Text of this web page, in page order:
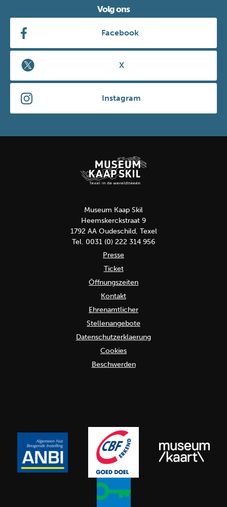
Volg ons
Facebook
X
Instagram
Museum Kaap Skil
Heemskerckstraat 9
1792 AA Oudeschild, Texel
Tel. 0031 (0) 222 314 956
Presse
Ticket
Öffnungszeiten
Kontakt
Ehrenamtlicher
Stellenangebote
Datenschutzerklaerung
Cookies
Beschwerden